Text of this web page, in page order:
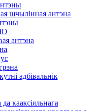
шчылінная антэна
антэна
адбівальнік
кааксіяльнага